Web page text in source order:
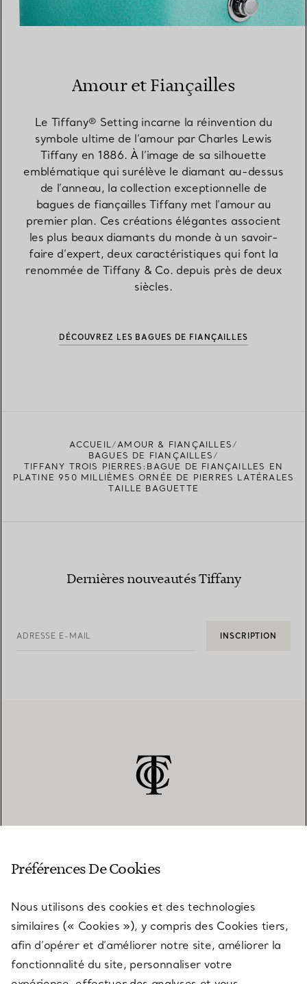
Amour et Fiançailles
Le Tiffany® Setting incarne la réinvention du
symbole ultime de l’amour par Charles Lewis
Tiffany en 1886. À l’image de sa silhouette
emblématique qui surélève le diamant au-dessus
de l’anneau, la collection exceptionnelle de
bagues de fiançailles Tiffany met l’amour au
premier plan. Ces créations élégantes associent
les plus beaux diamants du monde à un savoir-
faire d’expert, deux caractéristiques qui font la
renommée de Tiffany & Co. depuis près de deux
siècles.
DÉCOUVREZ LES BAGUES DE FIANÇAILLES
ACCUEIL
AMOUR & FIANÇAILLES
BAGUES DE FIANÇAILLES
TIFFANY TROIS PIERRES:BAGUE DE FIANÇAILLES EN
PLATINE 950 MILLIÈMES ORNÉE DE PIERRES LATÉRALES
TAILLE BAGUETTE
Dernières nouveautés Tiffany
ADRESSE E-MAIL INSCRIPTION
SERVICES
À PROPOS
Préférences De Cookies
Nous utilisons des cookies et des technologies
similaires (« Cookies »), y compris des Cookies tiers,
afin d’opérer et d’améliorer notre site, améliorer la
fonctionnalité du site, personnaliser votre